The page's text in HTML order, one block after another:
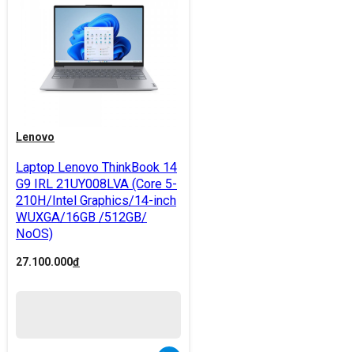
Lenovo
Laptop Lenovo ThinkBook 14
G9 IRL 21UY008LVA (Core 5-
210H/Intel Graphics/14-inch
WUXGA/16GB /512GB/
NoOS)
27.100.000đ